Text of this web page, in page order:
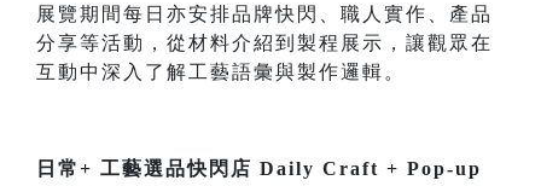
展覽期間每日亦安排品牌快閃、職人實作、產品
分享等活動，從材料介紹到製程展示，讓觀眾在
互動中深入了解工藝語彙與製作邏輯。
日常+ 工藝選品快閃店 Daily Craft + Pop-up